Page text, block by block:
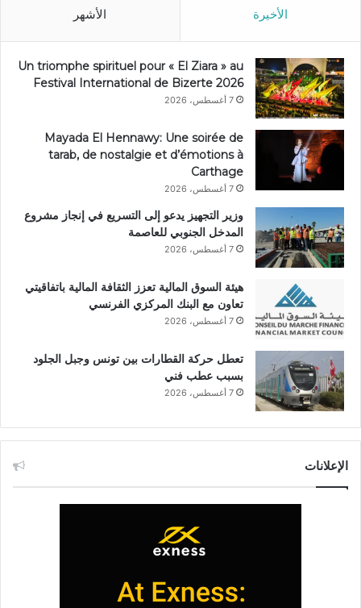
الأخيرة الأشهر
Un triomphe spirituel pour « El Ziara » au
Festival International de Bizerte 2026
7 أغسطس، 2026
Mayada El Hennawy: Une soirée de
tarab, de nostalgie et d’émotions à
Carthage
7 أغسطس، 2026
وزير التجهيز يدعو إلى التسريع في إنجاز مشروع
المدخل الجنوبي للعاصمة
7 أغسطس، 2026
هيئة السوق المالية تعزز الثقافة المالية باتفاقيتي
تعاون مع البنك المركزي الفرنسي
7 أغسطس، 2026
تعطل حركة القطارات بين تونس وجبل الجلود
بسبب عطب فني
7 أغسطس، 2026
الإعلانات